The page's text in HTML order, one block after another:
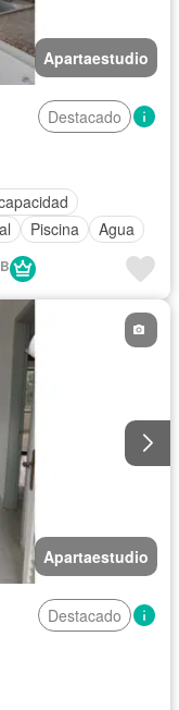
Apartaestudio
Destacado
Piscina Agua
Apartaestudio
Destacado